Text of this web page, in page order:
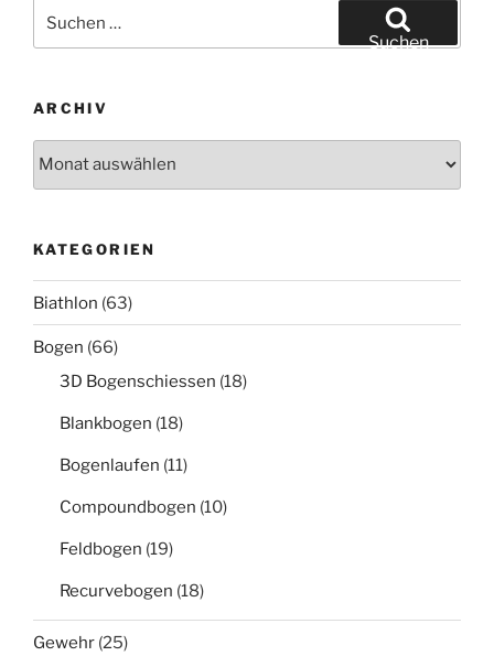
nach:
Suchen
ARCHIV
KATEGORIEN
Biathlon (63)
Bogen (66)
3D Bogenschiessen (18)
Blankbogen (18)
Bogenlaufen (11)
Compoundbogen (10)
Feldbogen (19)
Recurvebogen (18)
Gewehr (25)